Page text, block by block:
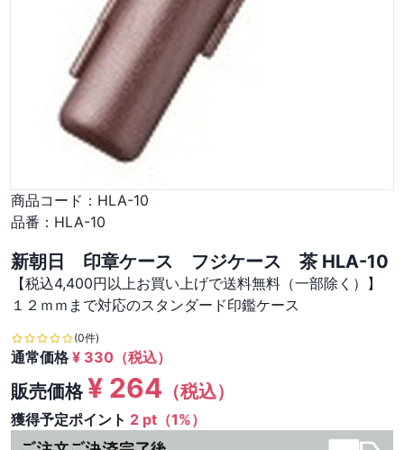
商品コード： HLA-10
品番： HLA-10
新朝日 印章ケース フジケース 茶 HLA-10
【税込4,400円以上お買い上げで送料無料（一部除く）】
１２ｍｍまで対応のスタンダード印鑑ケース
(0件)
通常価格¥ 330 （税込）
販売価格¥ 264 （税込）
獲得予定ポイント 2 pt（1%）